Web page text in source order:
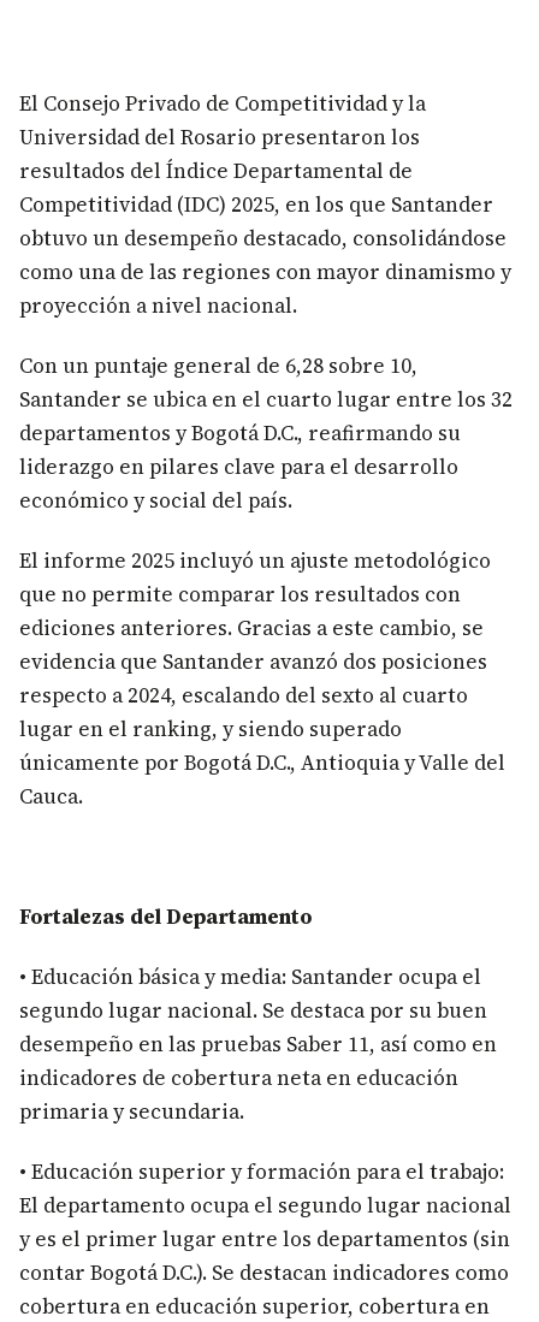
El Consejo Privado de Competitividad y la
Universidad del Rosario presentaron los
resultados del Índice Departamental de
Competitividad (IDC) 2025, en los que Santander
obtuvo un desempeño destacado, consolidándose
como una de las regiones con mayor dinamismo y
proyección a nivel nacional.
Con un puntaje general de 6,28 sobre 10,
Santander se ubica en el cuarto lugar entre los 32
departamentos y Bogotá D.C., reafirmando su
liderazgo en pilares clave para el desarrollo
económico y social del país.
El informe 2025 incluyó un ajuste metodológico
que no permite comparar los resultados con
ediciones anteriores. Gracias a este cambio, se
evidencia que Santander avanzó dos posiciones
respecto a 2024, escalando del sexto al cuarto
lugar en el ranking, y siendo superado
únicamente por Bogotá D.C., Antioquia y Valle del
Cauca.
Fortalezas del Departamento
• Educación básica y media: Santander ocupa el
segundo lugar nacional. Se destaca por su buen
desempeño en las pruebas Saber 11, así como en
indicadores de cobertura neta en educación
primaria y secundaria.
• Educación superior y formación para el trabajo:
El departamento ocupa el segundo lugar nacional
y es el primer lugar entre los departamentos (sin
contar Bogotá D.C.). Se destacan indicadores como
cobertura en educación superior, cobertura en